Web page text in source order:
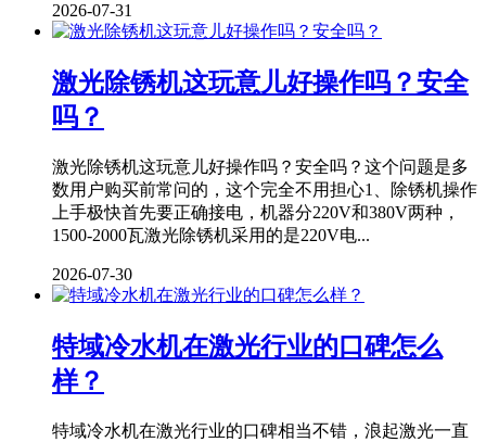
2026-07-31
激光除锈机这玩意儿好操作吗？安全
吗？
激光除锈机这玩意儿好操作吗？安全吗？这个问题是多
数用户购买前常问的，这个完全不用担心1、除锈机操作
上手极快首先要正确接电，机器分220V和380V两种，
1500-2000瓦激光除锈机采用的是220V电...
2026-07-30
特域冷水机在激光行业的口碑怎么
样？
特域冷水机在激光行业的口碑相当不错，浪起激光一直